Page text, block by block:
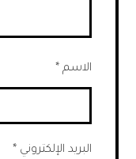
الاسم *
البريد الإلكتروني *